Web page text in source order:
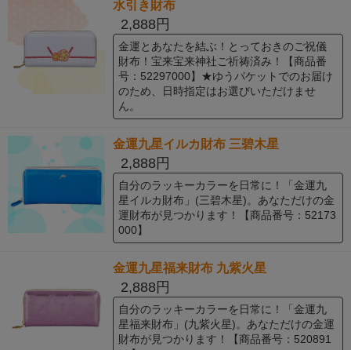
水引き財布
2,888円
金運とあなたを結ぶ！とっておきのご祝儀
財布！宝来宝来神社ご祈祷済み！【商品番
号：52297000】★ゆうパケットでのお届け
のため、日時指定はお選びいただけませ
ん。
金運九星イルカ財布 三碧木星
2,888円
自分のラッキーカラーを日常に！「金運九
星イルカ財布」(三碧木星)。あなただけの金
運財布が見つかります！【商品番号：52173
000】
金運九星福来財布 九紫火星
2,888円
自分のラッキーカラーを日常に！「金運九
星福来財布」(九紫火星)。あなただけの金運
財布が見つかります！【商品番号：520891